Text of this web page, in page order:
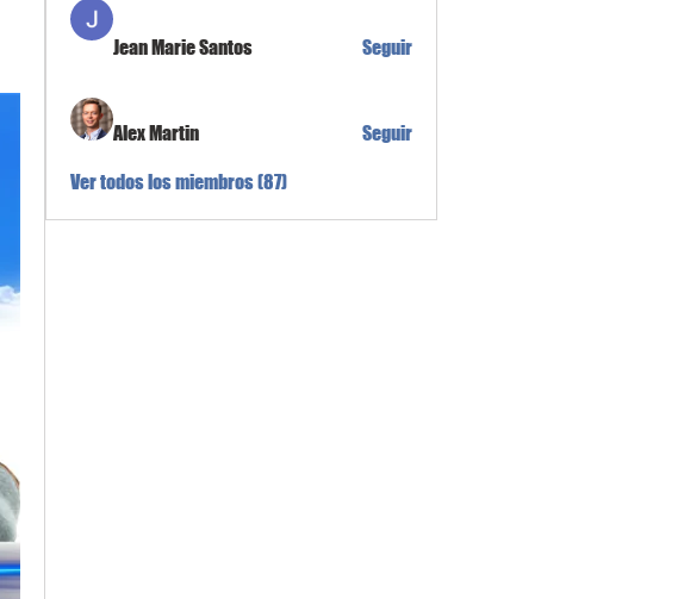
Jean Marie Santos Seguir
Alex Martin Seguir
Ver todos los miembros (87)